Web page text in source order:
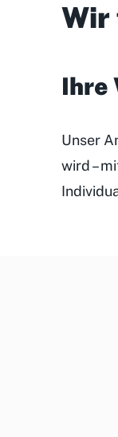
Wir
Ihre
Unser
wird –